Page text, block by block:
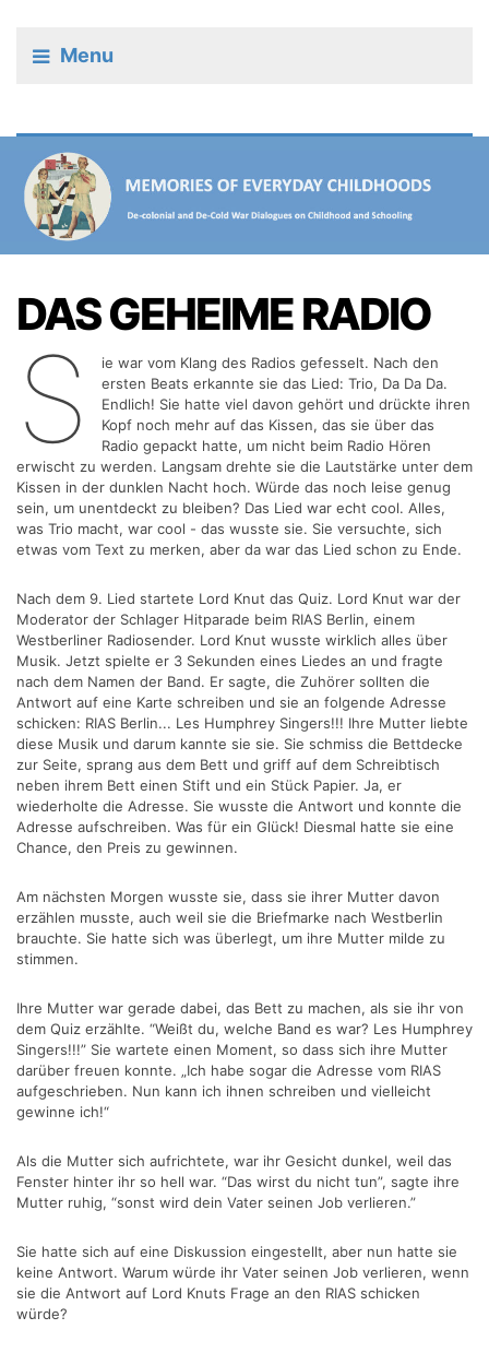
Menu
DAS GEHEIME RADIO
S
ie war vom Klang des Radios gefesselt. Nach den
ersten Beats erkannte sie das Lied: Trio, Da Da Da.
Endlich! Sie hatte viel davon gehört und drückte ihren
Kopf noch mehr auf das Kissen, das sie über das
Radio gepackt hatte, um nicht beim Radio Hören
erwischt zu werden. Langsam drehte sie die Lautstärke unter dem
Kissen in der dunklen Nacht hoch. Würde das noch leise genug
sein, um unentdeckt zu bleiben? Das Lied war echt cool. Alles,
was Trio macht, war cool - das wusste sie. Sie versuchte, sich
etwas vom Text zu merken, aber da war das Lied schon zu Ende.
Nach dem 9. Lied startete Lord Knut das Quiz. Lord Knut war der
Moderator der Schlager Hitparade beim RIAS Berlin, einem
Westberliner Radiosender. Lord Knut wusste wirklich alles über
Musik. Jetzt spielte er 3 Sekunden eines Liedes an und fragte
nach dem Namen der Band. Er sagte, die Zuhörer sollten die
Antwort auf eine Karte schreiben und sie an folgende Adresse
schicken: RIAS Berlin... Les Humphrey Singers!!! Ihre Mutter liebte
diese Musik und darum kannte sie sie. Sie schmiss die Bettdecke
zur Seite, sprang aus dem Bett und griff auf dem Schreibtisch
neben ihrem Bett einen Stift und ein Stück Papier. Ja, er
wiederholte die Adresse. Sie wusste die Antwort und konnte die
Adresse aufschreiben. Was für ein Glück! Diesmal hatte sie eine
Chance, den Preis zu gewinnen.
Am nächsten Morgen wusste sie, dass sie ihrer Mutter davon
erzählen musste, auch weil sie die Briefmarke nach Westberlin
brauchte. Sie hatte sich was überlegt, um ihre Mutter milde zu
stimmen.
Ihre Mutter war gerade dabei, das Bett zu machen, als sie ihr von
dem Quiz erzählte. “Weißt du, welche Band es war? Les Humphrey
Singers!!!” Sie wartete einen Moment, so dass sich ihre Mutter
darüber freuen konnte. „Ich habe sogar die Adresse vom RIAS
aufgeschrieben. Nun kann ich ihnen schreiben und vielleicht
gewinne ich!“
Als die Mutter sich aufrichtete, war ihr Gesicht dunkel, weil das
Fenster hinter ihr so hell war. “Das wirst du nicht tun”, sagte ihre
Mutter ruhig, “sonst wird dein Vater seinen Job verlieren.”
Sie hatte sich auf eine Diskussion eingestellt, aber nun hatte sie
keine Antwort. Warum würde ihr Vater seinen Job verlieren, wenn
sie die Antwort auf Lord Knuts Frage an den RIAS schicken
würde?